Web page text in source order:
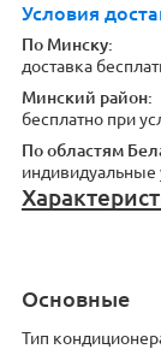
Условия
По Минску:
доставка
Минский район:
бесплатно при
По областям
индивидуальные
Основные
Тип